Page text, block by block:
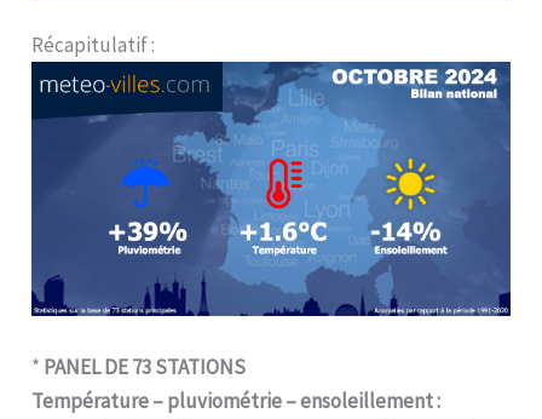
Récapitulatif :
* PANEL DE 73 STATIONS
Température – pluviométrie – ensoleillement :